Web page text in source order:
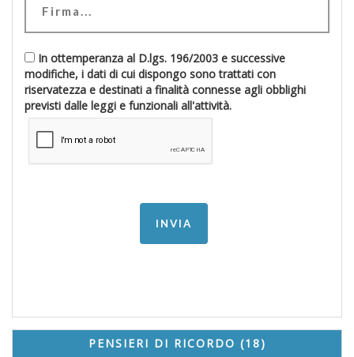
In ottemperanza al D.lgs. 196/2003 e successive
modifiche, i dati di cui dispongo sono trattati con
riservatezza e destinati a finalità connesse agli obblighi
previsti dalle leggi e funzionali all'attività.
PENSIERI DI RICORDO (18)